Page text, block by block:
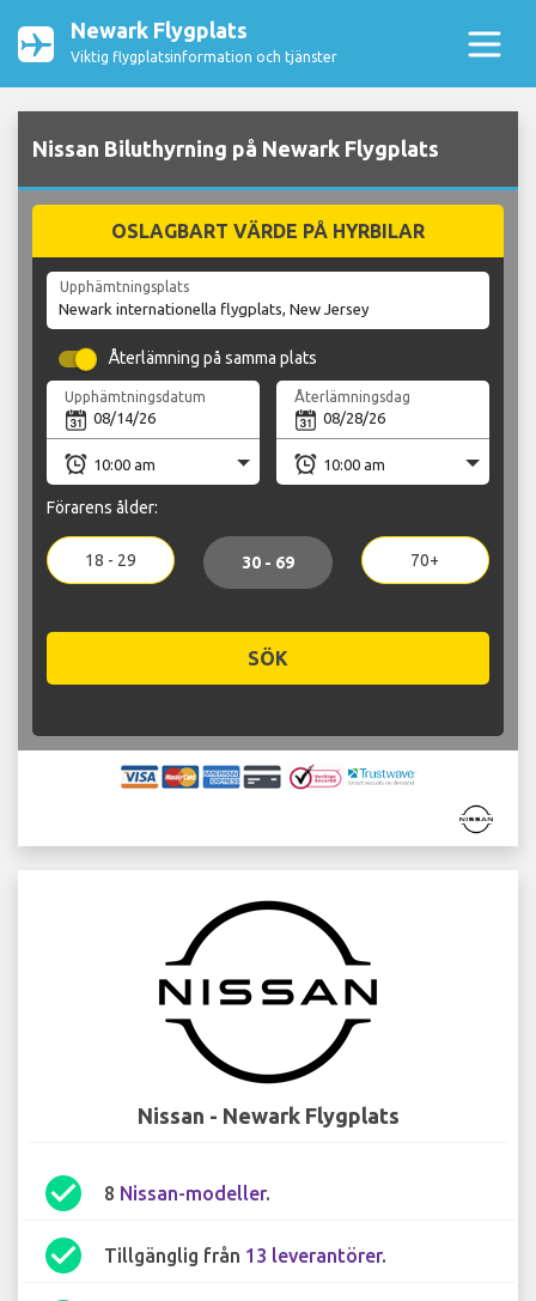
Newark Flygplats
Viktig flygplatsinformation och tjänster
Nissan Biluthyrning på Newark Flygplats
OSLAGBART VÄRDE PÅ HYRBILAR
Upphämtningsplats
Återlämning på samma plats
Upphämtningsdatum Återlämningsdag
Förarens ålder:
18 - 29 30 - 69 70+
SÖK
Nissan - Newark Flygplats
check_circle 8 Nissan-modeller.
check_circle Tillgänglig från 13 leverantörer.